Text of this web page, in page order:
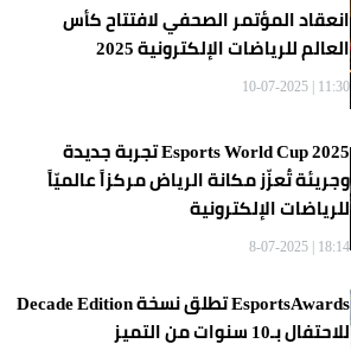
انعقاد المؤتمر الصحفي لافتتاح كأس
العالم للرياضات الإلكترونية 2025
11:30 | 10-07-2025
Esports World Cup 2025 تجربة جديدة
وجريئة تُعزّز مكانة الرياض مركزاً عالميّاً
للرياضات الإلكترونية
18:14 | 8-07-2025
EsportsAwards تطلق نسخة Decade Edition
للاحتفال بـ10 سنوات من التميز